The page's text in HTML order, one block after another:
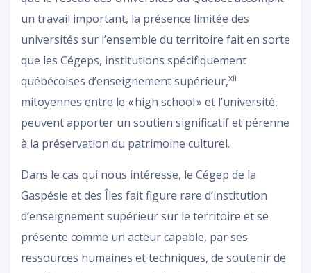
un travail important, la présence limitée des
universités sur l’ensemble du territoire fait en sorte
que les Cégeps, institutions spécifiquement
québécoises d’enseignement supérieur,xii
mitoyennes entre le « high school » et l’université,
peuvent apporter un soutien significatif et pérenne
à la préservation du patrimoine culturel.
Dans le cas qui nous intéresse, le Cégep de la
Gaspésie et des Îles fait figure rare d’institution
d’enseignement supérieur sur le territoire et se
présente comme un acteur capable, par ses
ressources humaines et techniques, de soutenir de